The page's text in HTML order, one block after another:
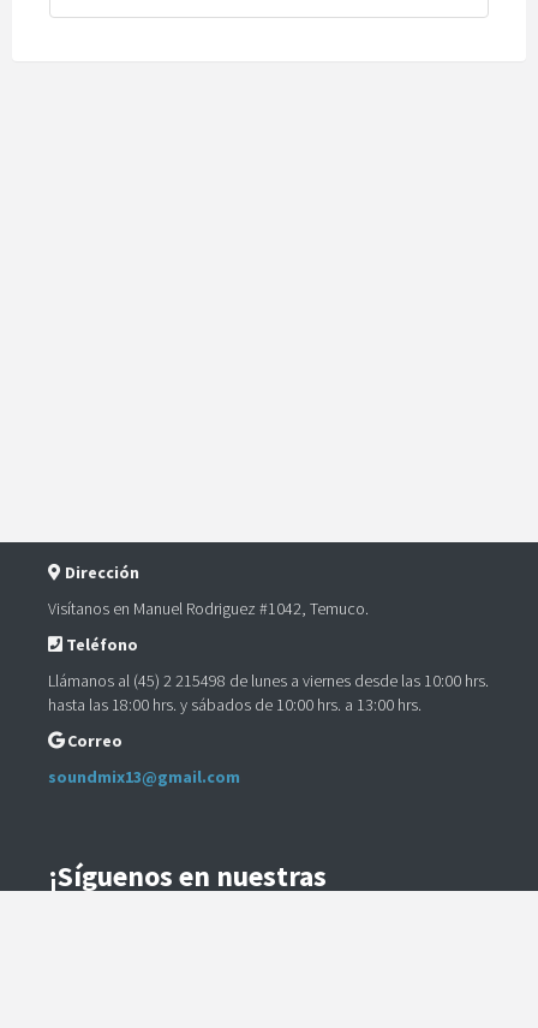
Dirección
Visítanos en Manuel Rodriguez #1042, Temuco.
Teléfono
Llámanos al (45) 2 215498 de lunes a viernes desde las 10:00 hrs.
hasta las 18:00 hrs. y sábados de 10:00 hrs. a 13:00 hrs.
Correo
soundmix13@gmail.com
¡Síguenos en nuestras